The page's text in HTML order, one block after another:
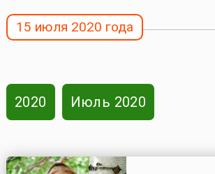
15 июля 2020 года
2020 Июль 2020